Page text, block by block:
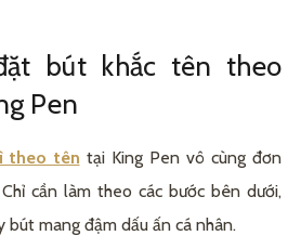
bút khắc tên theo
Pen
theo tên tại King Pen vô cùng đơn
cần làm theo các bước bên dưới,
bút mang đậm dấu ấn cá nhân.